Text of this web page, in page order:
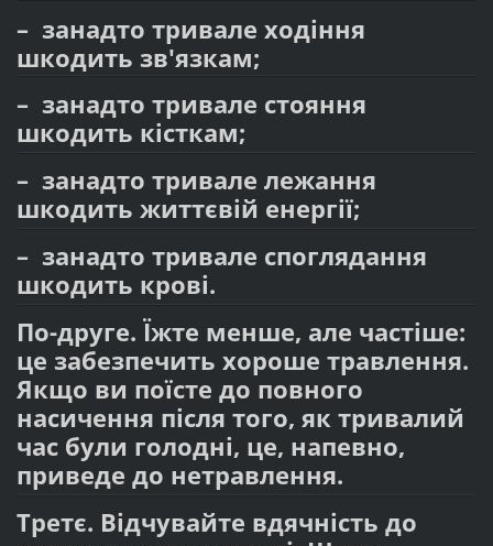
– занадто тривале ходіння
шкодить зв'язкам;
– занадто тривале стояння
шкодить кісткам;
– занадто тривале лежання
шкодить життєвій енергії;
– занадто тривале споглядання
шкодить крові.
По-друге. Їжте менше, але частіше:
це забезпечить хороше травлення.
Якщо ви поїсте до повного
насичення після того, як тривалий
час були голодні, це, напевно,
приведе до нетравлення.
Третє. Відчувайте вдячність до